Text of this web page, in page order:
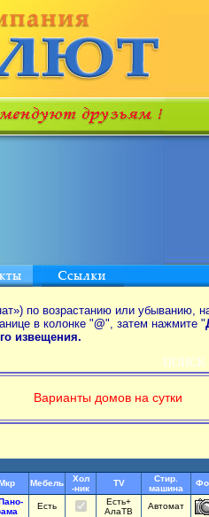
по возрастанию или убыванию,
в колонке "@", затем нажмите "
извещения.
ПОИСК
Варианты домов на сутки
Мебель
Хол
-ник
TV
Стир.
машина
Есть
Есть+
АлаТВ
Автомат